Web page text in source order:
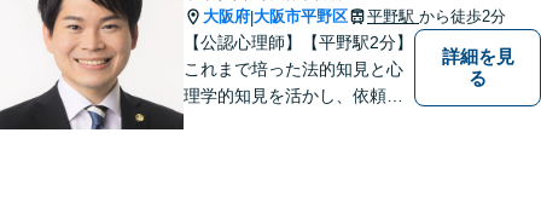
大阪府|大阪市平野区 平野駅 から徒歩2分
【公認心理師】【平野駅2分】
これまで培った法的知見と心
理学的知見を活かし、依頼者
詳細を見
る